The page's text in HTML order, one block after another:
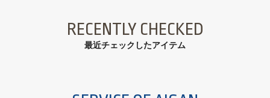
RECENTLY CHECKED
最近チェックしたアイテム